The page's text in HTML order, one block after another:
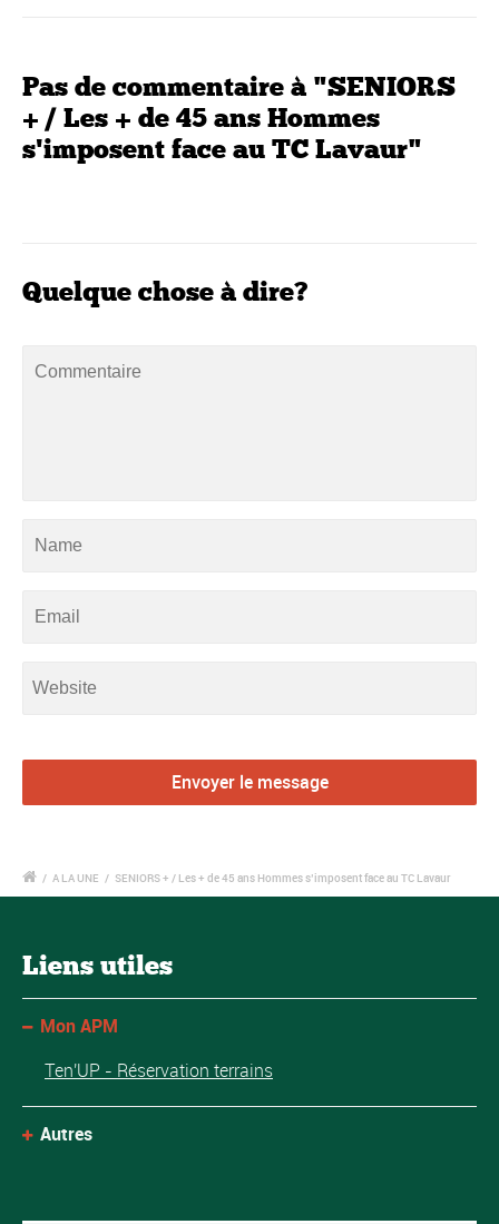
Pas de commentaire à "SENIORS
+ / Les + de 45 ans Hommes
s'imposent face au TC Lavaur"
Quelque chose à dire?
/ A LA UNE / SENIORS + / Les + de 45 ans Hommes s’imposent face au TC Lavaur
Liens utiles
Mon APM
Ten'UP - Réservation terrains
Autres